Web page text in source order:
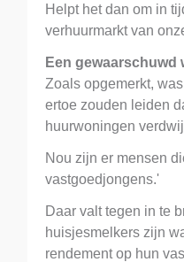
Helpt het dan om in
verhuurmarkt van
Een gewaarschuwd
Zoals opgemerkt,
ertoe zouden leiden
huurwoningen
Nou zijn er mensen
vastgoedjongens.'
Daar valt tegen in te
huisjesmelkers zijn
rendement op hun